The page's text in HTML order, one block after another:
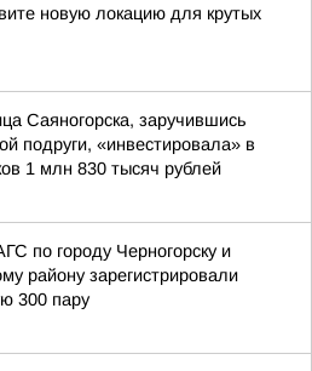
новую локацию для крутых
Саяногорска, заручившись
подруги, «инвестировала» в
1 млн 830 тысяч рублей
по городу Черногорску и
району зарегистрировали
300 пару